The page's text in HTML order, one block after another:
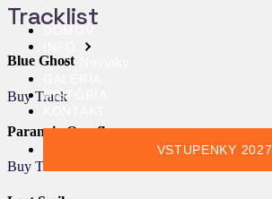
HISTÓRIA
VSTUPENKY 2027
Tracklist
Blue Ghost
Buy Track
Paranoia Overflow
Buy Track